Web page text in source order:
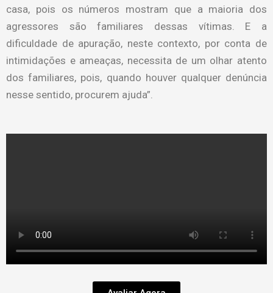
casa, pois os números mostram que a maioria dos
agressores são familiares dessas vítimas. E a
dificuldade de apuração, neste contexto, por conta de
intimidações e ameaças, necessita de um olhar atento
dos familiares, pois, quando houver qualquer denúncia
nesse sentido, procurem ajuda”.